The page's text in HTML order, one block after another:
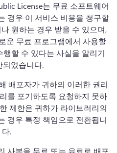
License는 무료 소프트웨어
경우 이 서비스 비용을 청구할
원하는 경우 받을 수 있으며,
운 무료 프로그램에서 사용할
할 수 있다는 사실을 알리기
되었습니다.
배포자가 귀하의 이러한 권리
를 포기하도록 요청하지 못하
제한은 귀하가 라이브러리의
경우 특정 책임으로 전환됩니
다.
사본을 무료 또는 유료로 배포